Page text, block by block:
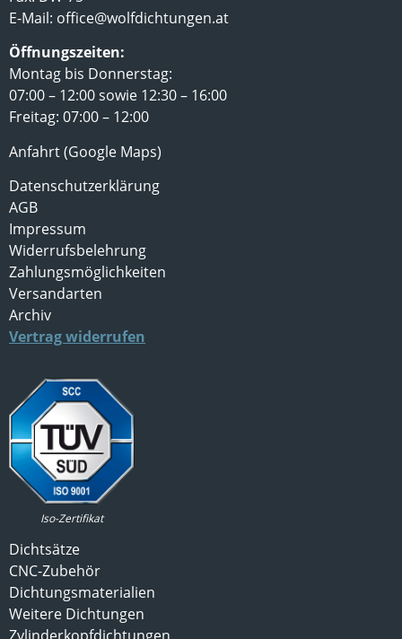
E-Mail: office@wolfdichtungen.at
Öffnungszeiten:
Montag bis Donnerstag:
07:00 – 12:00 sowie 12:30 – 16:00
Freitag: 07:00 – 12:00
Anfahrt (Google Maps)
Datenschutzerklärung
AGB
Impressum
Widerrufsbelehrung
Zahlungsmöglichkeiten
Versandarten
Archiv
Vertrag widerrufen
Iso-Zertifikat
Dichtsätze
CNC-Zubehör
Dichtungsmaterialien
Weitere Dichtungen